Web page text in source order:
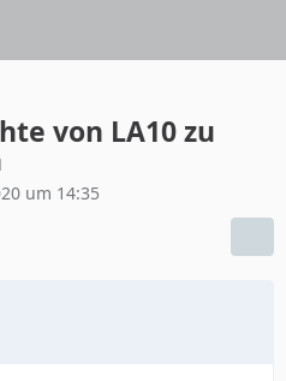
von LA10 zu
um 14:35